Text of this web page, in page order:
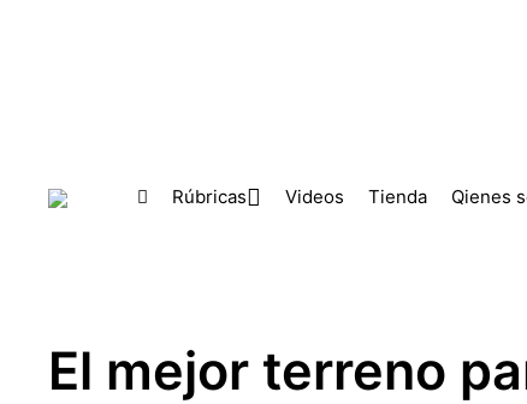
Rúbricas Videos Tienda Qienes
El mejor terreno